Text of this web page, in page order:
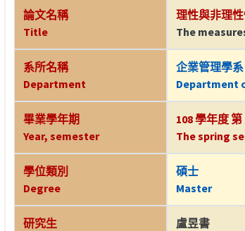
論文名稱
Title
理性與非理
The
系所名稱
Department
企業管理學系
Department
畢業學年期
Year, semester
108 學年度 第
The spring
學位類別
Degree
碩士
Master
研究生
盧昱書